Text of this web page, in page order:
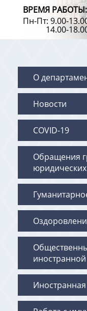
ВРЕМЯ РАБОТЫ:
Пн-Пт: 9.00-
14.00-
О
Новости
COVID-19
Обращения